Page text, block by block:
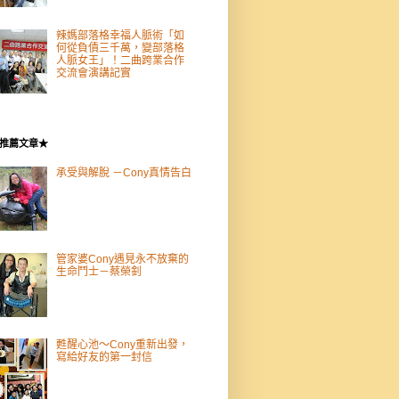
辣媽部落格幸福人脈術「如
何從負債三千萬，變部落格
人脈女王」！二曲跨業合作
交流會演講記實
薦文章★
承受與解脫 －Cony真情告白
管家婆Cony遇見永不放棄的
生命鬥士－蔡榮釗
甦醒心池～Cony重新出發，
寫給好友的第一封信